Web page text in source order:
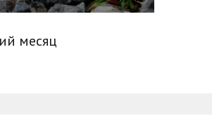
месяц